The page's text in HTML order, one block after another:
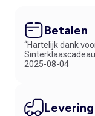
Betalen
“Hartelijk dank
2025-08-04
Levering